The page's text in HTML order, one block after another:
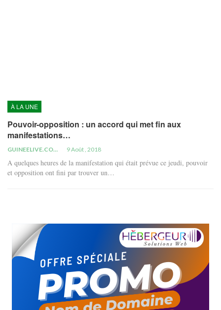
À LA UNE
Pouvoir-opposition : un accord qui met fin aux
manifestations…
GUINEELIVE.COM 9 Août , 2018
A quelques heures de la manifestation qui était prévue ce jeudi, pouvoir
et opposition ont fini par trouver un…